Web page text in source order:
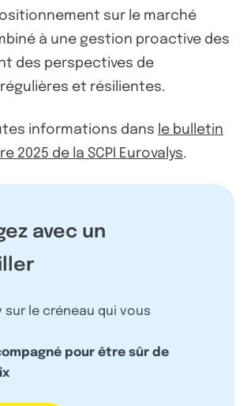
sur le marché
à une gestion proactive des
des perspectives de
et résilientes.
informations dans le bulletin
2025 de la SCPI Eurovalys.
avec un
sur le créneau qui vous
pour être sûr de